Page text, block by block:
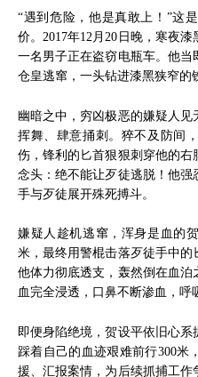
“遇到危险，他是真敢上！”这
价。2017年12月20日晚，寒夜
一名男子正在盗窃电瓶车。他
仓皇逃窜，一头钻进漆黑狭窄的
幽暗之中，穷凶极恶的嫌疑人
挥舞、肆意捅刺。猝不及防间
伤，锋利的匕首狠狠刺穿他的
念头：绝不能让歹徒逃脱！他
手与歹徒展开殊死搏斗。
嫌疑人趁机逃窜，浑身是血的
米，最终用警棍击落歹徒手中
他体力彻底透支，轰然倒在血
血完全浸透，口鼻不断渗血，呼
即便身陷绝境，贺设平依旧心系
踩着自己的血迹艰难前行300米
援、汇报案情，为后续抓捕工